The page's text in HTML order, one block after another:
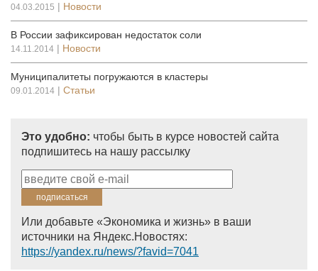
04.03.2015 | Новости
В России зафиксирован недостаток соли
14.11.2014 | Новости
Муниципалитеты погружаются в кластеры
09.01.2014 | Статьи
Это удобно: чтобы быть в курсе новостей сайта
подпишитесь на нашу рассылку
Или добавьте «Экономика и жизнь» в ваши
источники на Яндекс.Новостях:
https://yandex.ru/news/?favid=7041